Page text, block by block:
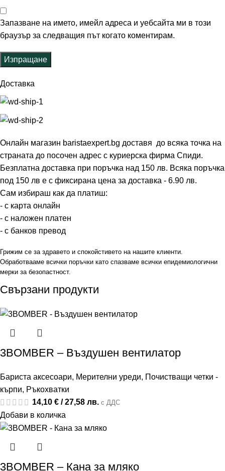
Запазване на името, имейл адреса и уебсайта ми в този
браузър за следващия път когато коментирам.
Доставка
Онлайн магазин baristaexpert.bg доставя до всяка точка на
страната до посочен адрес с куриерска фирма Спиди.
Безплатна доставка при поръчка над 150 лв. Всяка поръчка
под 150 лв е с фиксирана цена за доставка - 6.90 лв.
Сам избираш как да платиш:
- с карта онлайн
- с наложен платен
- с банков превод
Грижим се за здравето и спокойстивето на нашите клиенти.
Обработвааме всички поръчки като спазваме всички епидемиологични
мерки за безопастност.
Свързани продукти
3BOMBER – Въздушен вентилатор
Бариста аксесоари, Мерителни уреди, Почистващи четки -
кърпи, Ръкохватки
14,10 € / 27,58 лв. с ДДС
Добави в количка
3BOMBER – Кана за мляко